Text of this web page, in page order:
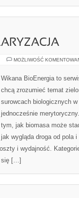
MOŻLIWOŚĆ
Wikana BioEnergia to
chcą zrozumieć temat
surowcach biologicznych
jednocześnie
tym, jak biomasa może
jak wygląda droga od pola
i wydajność.
się […]